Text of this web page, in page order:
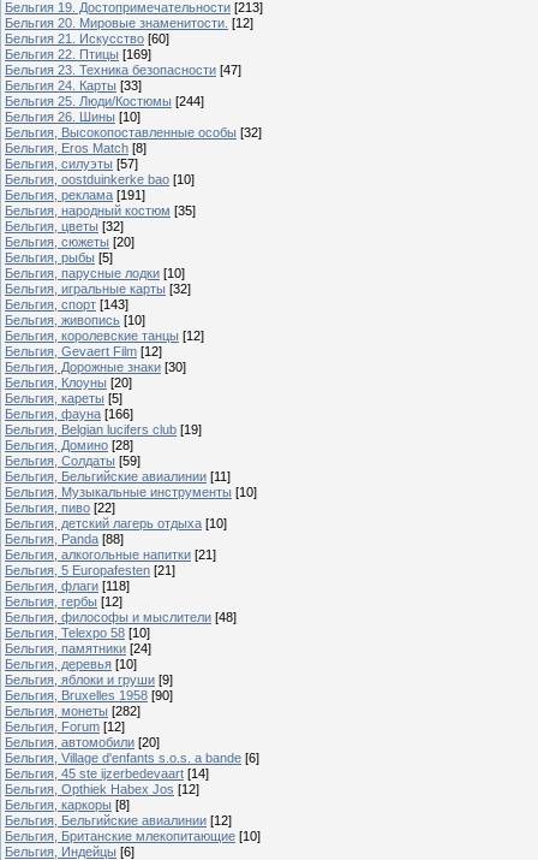
Бельгия 19. Достопримечательности [213]
Бельгия 20. Мировые знаменитости. [12]
Бельгия 21. Искусство [60]
Бельгия 22. Птицы [169]
Бельгия 23. Техника безопасности [47]
Бельгия 24. Карты [33]
Бельгия 25. Люди/Костюмы [244]
Бельгия 26. Шины [10]
Бельгия, Высокопоставленные особы [32]
Бельгия, Eros Match [8]
Бельгия, силуэты [57]
Бельгия, oostduinkerke bao [10]
Бельгия, реклама [191]
Бельгия, народный костюм [35]
Бельгия, цветы [32]
Бельгия, сюжеты [20]
Бельгия, рыбы [5]
Бельгия, парусные лодки [10]
Бельгия, игральные карты [32]
Бельгия, спорт [143]
Бельгия, живопись [10]
Бельгия, королевские танцы [12]
Бельгия, Gevaert Film [12]
Бельгия, Дорожные знаки [30]
Бельгия, Клоуны [20]
Бельгия, кареты [5]
Бельгия, фауна [166]
Бельгия, Belgian lucifers club [19]
Бельгия, Домино [28]
Бельгия, Солдаты [59]
Бельгия, Бельгийские авиалинии [11]
Бельгия, Музыкальные инструменты [10]
Бельгия, пиво [22]
Бельгия, детский лагерь отдыха [10]
Бельгия, Panda [88]
Бельгия, алкогольные напитки [21]
Бельгия, 5 Europafesten [21]
Бельгия, флаги [118]
Бельгия, гербы [12]
Бельгия, философы и мыслители [48]
Бельгия, Telexpo 58 [10]
Бельгия, памятники [24]
Бельгия, деревья [10]
Бельгия, яблоки и груши [9]
Бельгия, Bruxelles 1958 [90]
Бельгия, монеты [282]
Бельгия, Forum [12]
Бельгия, автомобили [20]
Бельгия, Village d'enfants s.o.s. a bande [6]
Бельгия, 45 ste ijzerbedevaart [14]
Бельгия, Opthiek Habex Jos [12]
Бельгия, каркоры [8]
Бельгия, Бельгийские авиалинии [12]
Бельгия, Британские млекопитающие [10]
Бельгия, Индейцы [6]